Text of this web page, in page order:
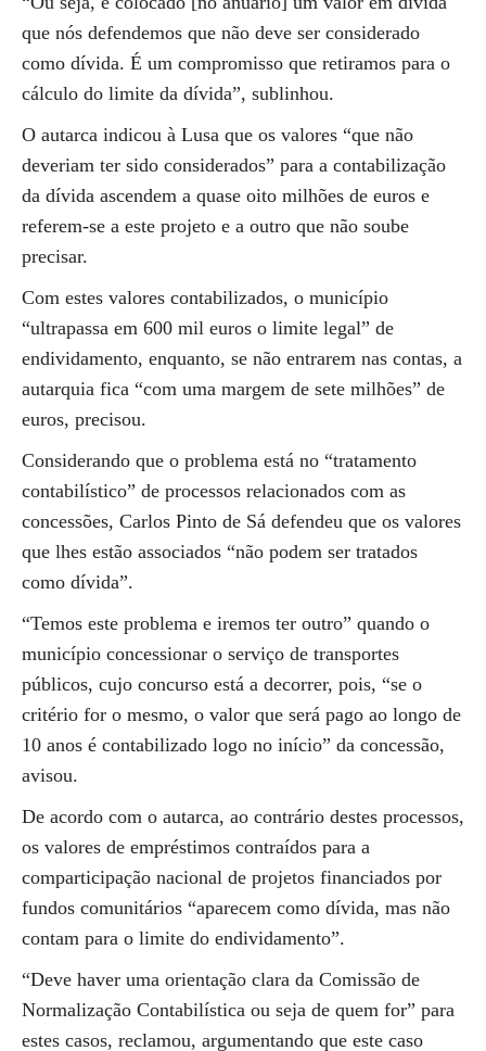
que nós defendemos que não deve ser considerado
como dívida. É um compromisso que retiramos para o
cálculo do limite da dívida”, sublinhou.
O autarca indicou à Lusa que os valores “que não
deveriam ter sido considerados” para a contabilização
da dívida ascendem a quase oito milhões de euros e
referem-se a este projeto e a outro que não soube
precisar.
Com estes valores contabilizados, o município
“ultrapassa em 600 mil euros o limite legal” de
endividamento, enquanto, se não entrarem nas contas, a
autarquia fica “com uma margem de sete milhões” de
euros, precisou.
Considerando que o problema está no “tratamento
contabilístico” de processos relacionados com as
concessões, Carlos Pinto de Sá defendeu que os valores
que lhes estão associados “não podem ser tratados
como dívida”.
“Temos este problema e iremos ter outro” quando o
município concessionar o serviço de transportes
públicos, cujo concurso está a decorrer, pois, “se o
critério for o mesmo, o valor que será pago ao longo de
10 anos é contabilizado logo no início” da concessão,
avisou.
De acordo com o autarca, ao contrário destes processos,
os valores de empréstimos contraídos para a
comparticipação nacional de projetos financiados por
fundos comunitários “aparecem como dívida, mas não
contam para o limite do endividamento”.
“Deve haver uma orientação clara da Comissão de
Normalização Contabilística ou seja de quem for” para
estes casos, reclamou, argumentando que este caso